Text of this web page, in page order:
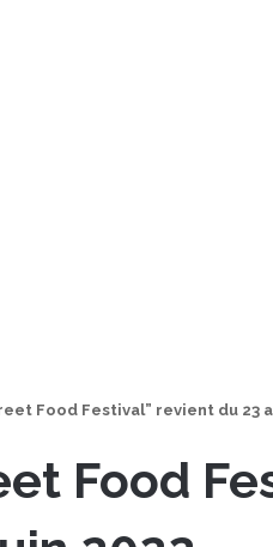
Food Festival” revient du 23
Food